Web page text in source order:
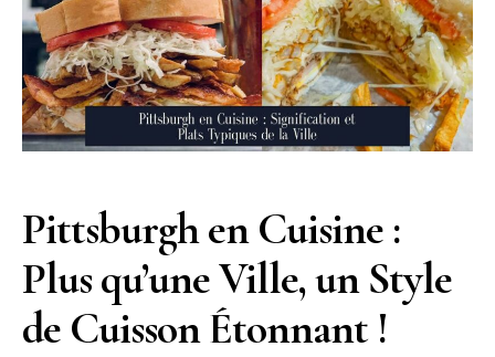
Pittsburgh en Cuisine :
Plus qu’une Ville, un Style
de Cuisson Étonnant !